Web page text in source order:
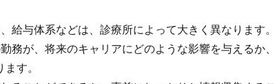
給与体系などは、診療所によって大きく異なります。
務が、将来のキャリアにどのような影響を与えるか、
す。